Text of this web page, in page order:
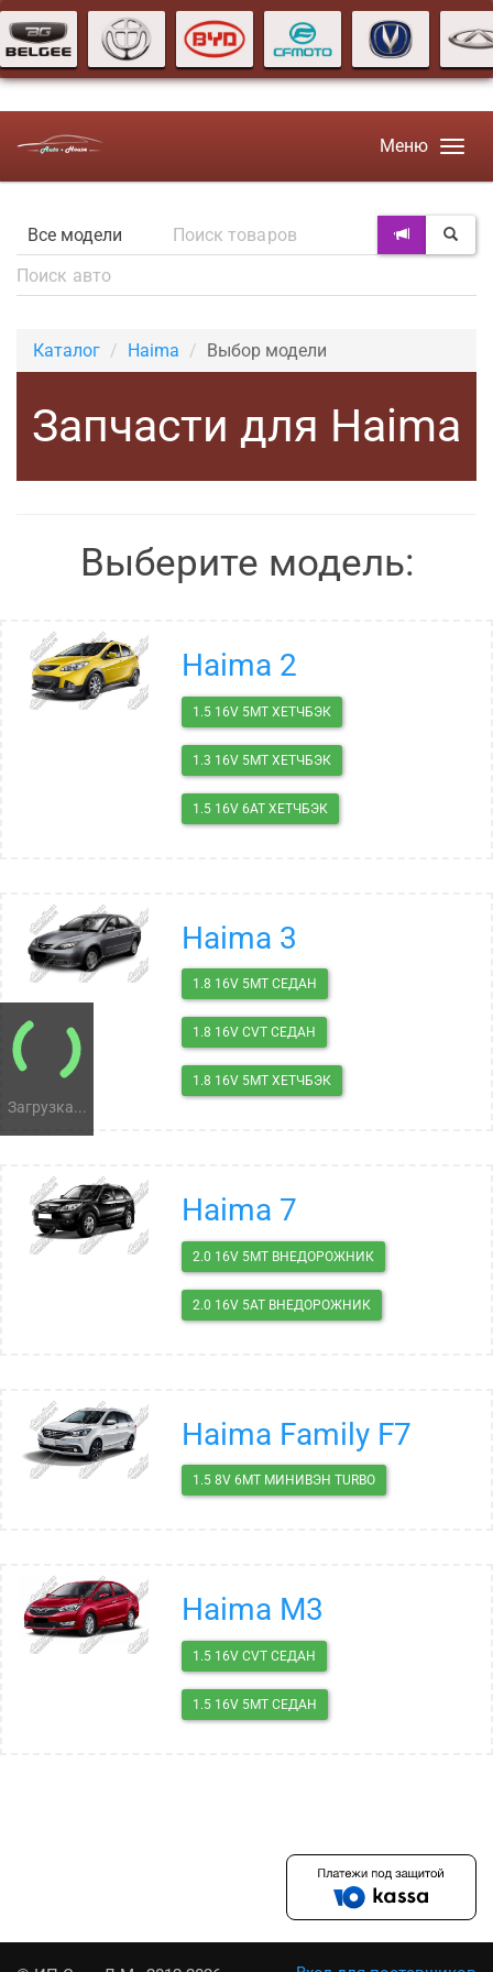
Загрузка...
Меню
Каталог Haima Выбор модели
Запчасти для Haima
Выберите модель:
Haima 2
1.5 16V 5MT ХЕТЧБЭК
1.3 16V 5MT ХЕТЧБЭК
1.5 16V 6AT ХЕТЧБЭК
Haima 3
1.8 16V 5MT СЕДАН
1.8 16V CVT СЕДАН
1.8 16V 5MT ХЕТЧБЭК
Haima 7
2.0 16V 5MT ВНЕДОРОЖНИК
2.0 16V 5AT ВНЕДОРОЖНИК
Haima Family F7
1.5 8V 6MT МИНИВЭН TURBO
Haima M3
1.5 16V CVT СЕДАН
1.5 16V 5MT СЕДАН